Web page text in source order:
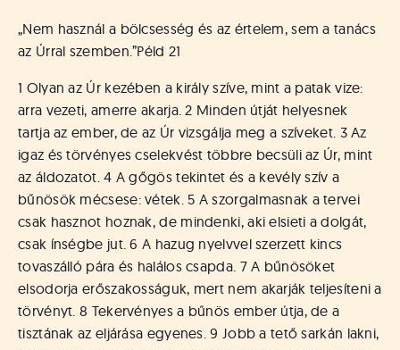
„Nem használ a bölcsesség és az értelem, sem a tanács
az Úrral szemben.”Péld 21
1 Olyan az Úr kezében a király szíve, mint a patak vize:
arra vezeti, amerre akarja. 2 Minden útját helyesnek
tartja az ember, de az Úr vizsgálja meg a szíveket. 3 Az
igaz és törvényes cselekvést többre becsüli az Úr, mint
az áldozatot. 4 A gőgös tekintet és a kevély szív a
bűnösök mécsese: vétek. 5 A szorgalmasnak a tervei
csak hasznot hoznak, de mindenki, aki elsieti a dolgát,
csak ínségbe jut. 6 A hazug nyelvvel szerzett kincs
tovaszálló pára és halálos csapda. 7 A bűnösöket
elsodorja erőszakosságuk, mert nem akarják teljesíteni a
törvényt. 8 Tekervényes a bűnös ember útja, de a
tisztának az eljárása egyenes. 9 Jobb a tető sarkán lakni,